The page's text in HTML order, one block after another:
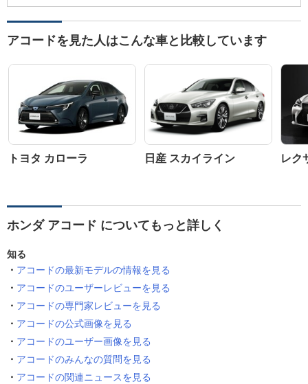
アコードを見た人はこんな車と比較しています
トヨタ カローラ 日産 スカイライン レク
ホンダ アコード についてもっと詳しく
知る
アコードの最新モデルの情報を見る
アコードのユーザーレビューを見る
アコードの専門家レビューを見る
アコードの公式画像を見る
アコードのユーザー画像を見る
アコードのみんなの質問を見る
アコードの関連ニュースを見る